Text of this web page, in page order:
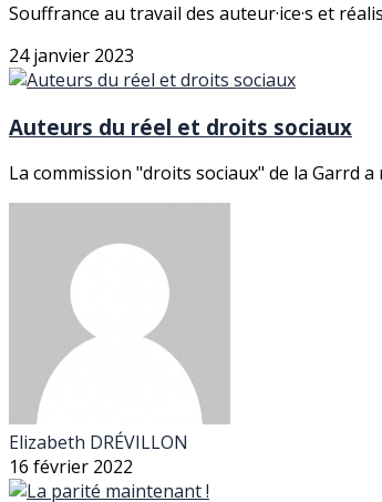
Souffrance au travail des auteur·ice·s et
24 janvier 2023
Auteurs du réel et droits sociaux
La commission "droits sociaux" de la Garrd
Elizabeth DRÉVILLON
16 février 2022